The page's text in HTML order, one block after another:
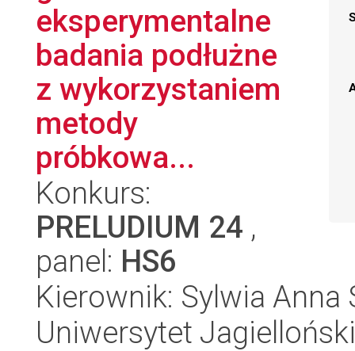
eksperymentalne
badania podłużne
z wykorzystaniem
metody
próbkowa...
Konkurs:
PRELUDIUM 24 ,
panel: HS6
Kierownik: Sylwia Anna
Uniwersytet Jagielloński